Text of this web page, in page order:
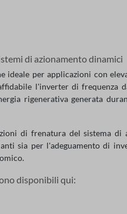
di azionamento dinamici
ideale per applicazioni con
l'inverter di frequenza
rigenerativa generata
di frenatura del sistema
sia per l'adeguamento di
disponibili qui: